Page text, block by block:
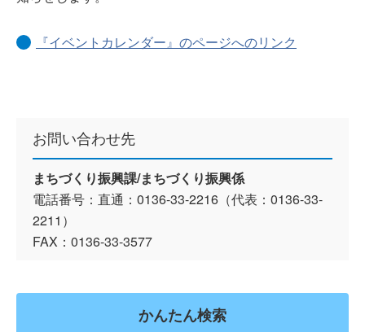
『イベントカレンダー』のページへのリンク
お問い合わせ先
まちづくり振興課/まちづくり振興係
電話番号：直通：0136-33-2216（代表：0136-33-
2211）
FAX：0136-33-3577
かんたん検索